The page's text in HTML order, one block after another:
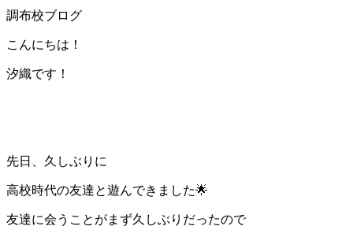
調布校ブログ
こんにちは！
汐織です！
先日、久しぶりに
高校時代の友達と遊んできました🌟
友達に会うことがまず久しぶりだったので